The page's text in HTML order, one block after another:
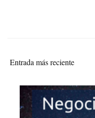
Entrada más reciente